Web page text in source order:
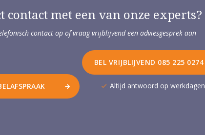
contact met een van onze experts?
contact op of vraag vrijblijvend een adviesgesprek aan
BEL VRIJBLIJVEND 085 225 0274
Altijd antwoord op werkdagen